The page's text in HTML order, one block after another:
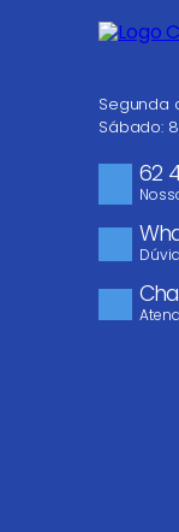
Segunda
Sábado:
62